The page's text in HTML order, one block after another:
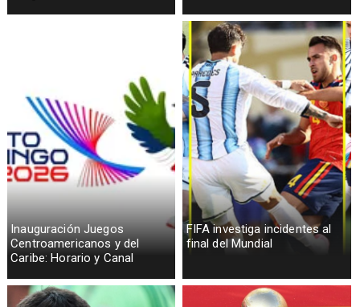
Inauguración Juegos
Centroamericanos y del
Caribe: Horario y Canal
FIFA investiga incidentes al
final del Mundial